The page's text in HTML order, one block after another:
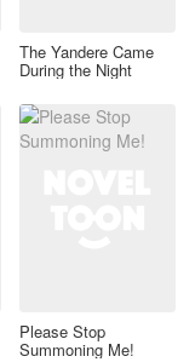
The Yandere Came
During the Night
Please Stop
Summoning Me!